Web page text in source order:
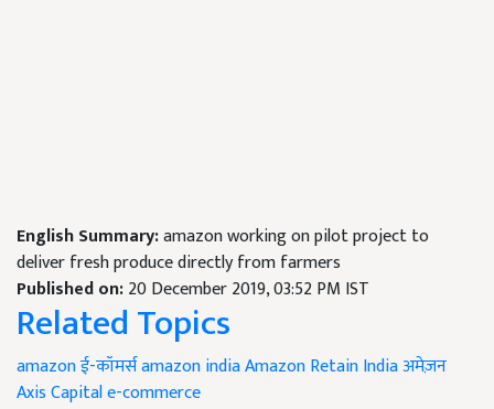
English Summary:amazon working on pilot project to
deliver fresh produce directly from farmers
Published on:20 December 2019, 03:52 PM IST
Related Topics
amazonई-कॉमर्सamazon indiaAmazon Retain Indiaअमेज़न
Axis Capitale-commerce